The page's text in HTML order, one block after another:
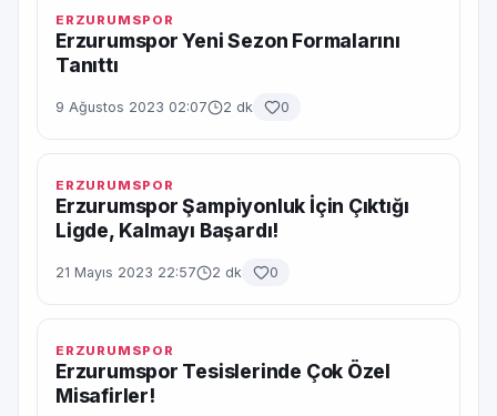
ERZURUMSPOR
Erzurumspor Yeni Sezon Formalarını
Tanıttı
9 Ağustos 2023 02:07 2 dk 0
ERZURUMSPOR
Erzurumspor Şampiyonluk İçin Çıktığı
Ligde, Kalmayı Başardı!
21 Mayıs 2023 22:57 2 dk 0
ERZURUMSPOR
Erzurumspor Tesislerinde Çok Özel
Misafirler!